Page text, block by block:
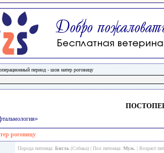
период - шов натер роговицу
роговицу
Порода питомца: Бигль (Собака) | Пол питомца: Муж. | Возраст